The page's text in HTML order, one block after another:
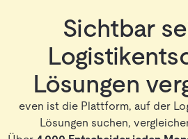
Sichtbar
Lösungen
even ist die Plattform, auf der
Lösungen suchen,